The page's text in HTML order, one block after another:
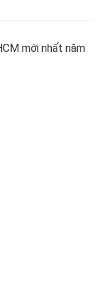
mới nhất năm